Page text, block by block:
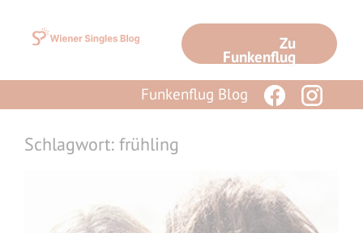
Inhalt
Zu
Funkenflug
Funkenflug Blog
Schlagwort: frühling